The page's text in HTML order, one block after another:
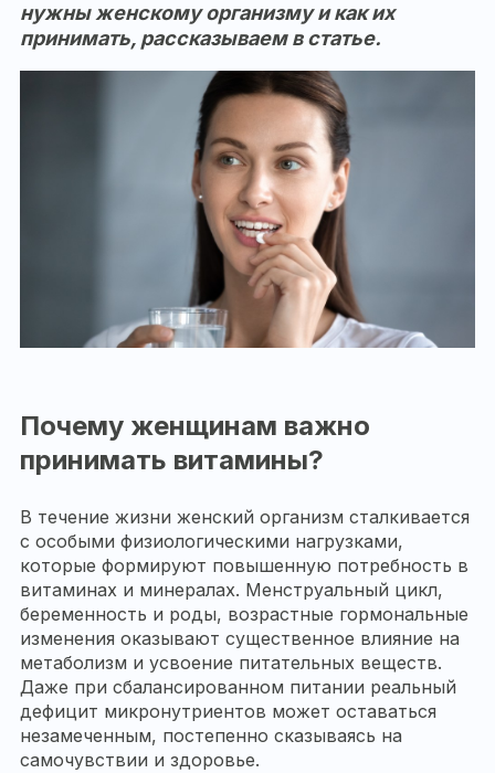
нужны женскому организму и как их
принимать, рассказываем в статье.
Почему женщинам важно
принимать витамины?
В течение жизни женский организм сталкивается
с особыми физиологическими нагрузками,
которые формируют повышенную потребность в
витаминах и минералах. Менструальный цикл,
беременность и роды, возрастные гормональные
изменения оказывают существенное влияние на
метаболизм и усвоение питательных веществ.
Даже при сбалансированном питании реальный
дефицит микронутриентов может оставаться
незамеченным, постепенно сказываясь на
самочувствии и здоровье.